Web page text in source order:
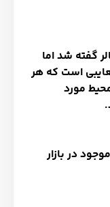
گفته شد اما
است که هر
مورد
.
در بازار